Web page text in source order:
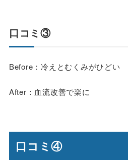
口コミ③
Before：冷えとむくみがひどい
After：血流改善で楽に
口コミ④